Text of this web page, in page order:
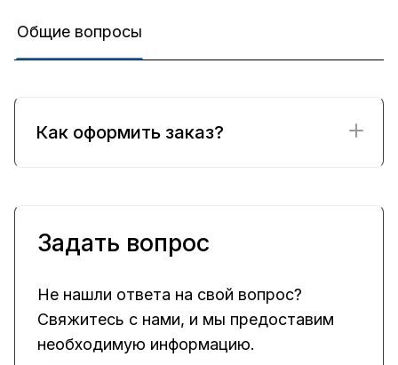
Общие вопросы
Как оформить заказ?
Задать вопрос
Не нашли ответа на свой вопрос?
Свяжитесь с нами, и мы предоставим
необходимую информацию.